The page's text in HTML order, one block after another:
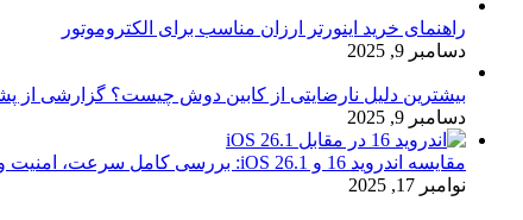
راهنمای خرید اینورتر ارزان مناسب برای الکتروموتور
دسامبر 9, 2025
بیشترین دلیل نارضایتی از کابین دوش چیست؟ گزارشی از
دسامبر 9, 2025
مقایسه اندروید 16 و iOS 26.1: بررسی کامل سرعت، امنیت و تجربه کاربری
نوامبر 17, 2025